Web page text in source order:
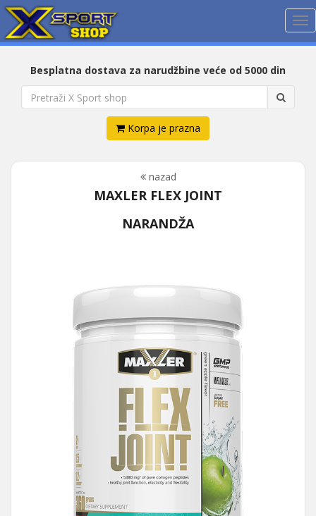
Besplatna dostava za narudžbine veće od 5000 din
Korpa je prazna
nazad
MAXLER FLEX JOINT
NARANDŽA